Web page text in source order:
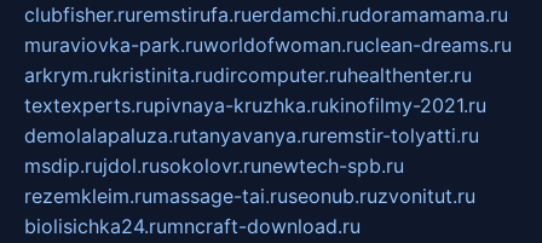
clubfisher.ruremstirufa.ruerdamchi.rudoramamama.ru
muraviovka-park.ruworldofwoman.ruclean-dreams.ru
arkrym.rukristinita.rudircomputer.ruhealthenter.ru
textexperts.rupivnaya-kruzhka.rukinofilmy-2021.ru
demolalapaluza.rutanyavanya.ruremstir-tolyatti.ru
msdip.rujdol.rusokolovr.runewtech-spb.ru
rezemkleim.rumassage-tai.ruseonub.ruzvonitut.ru
biolisichka24.rumncraft-download.ru